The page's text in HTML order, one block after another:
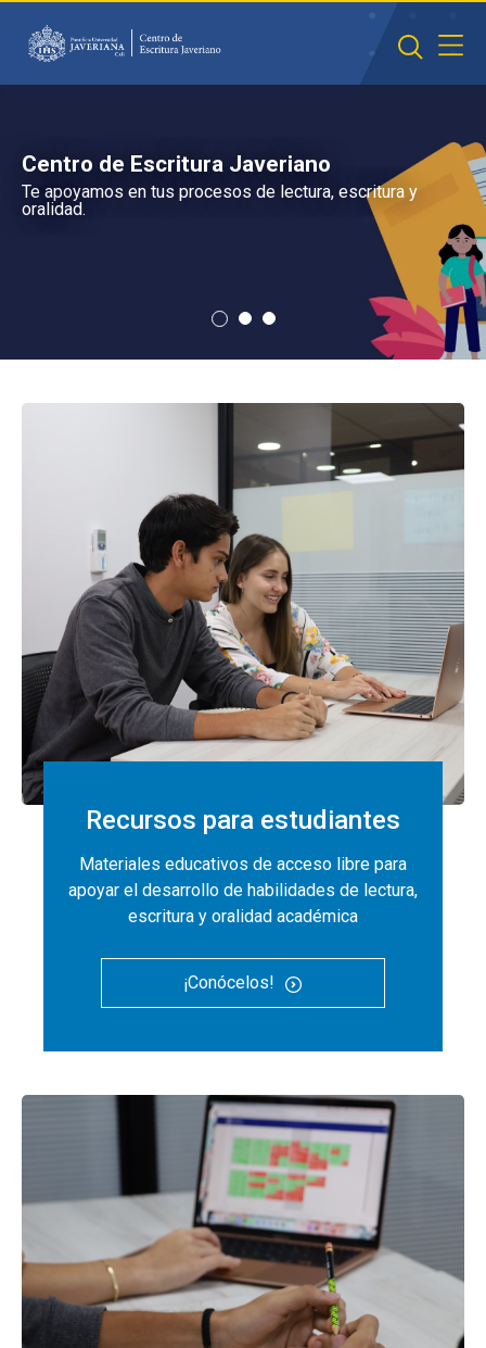
Centro de Escritura Javeriano
Te apoyamos en tus procesos de lectura, escritura y
oralidad.
Recursos para estudiantes
Materiales educativos de acceso libre para
apoyar el desarrollo de habilidades de lectura,
escritura y oralidad académica
¡Conócelos!